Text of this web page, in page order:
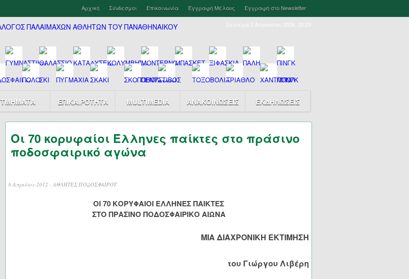
Αρχική Σύνδεσμοι Επικοινωνία Εγγραφή Μέλους Εγγραφή στο Newsletter
Δευτέρα 3 Αύγουστος 2026, 20:29
ΤΜΗΜΑΤΑ ΕΠΙΚΑΙΡΟΤΗΤΑ MULTIMEDIA ΑΝΑΚΟΙΝΩΣΕΙΣ ΕΚΔΗΛΩΣΕΙΣ
Οι 70 κορυφαίοι Έλληνες παίκτες στο πράσινο
ποδοσφαιρικό αγώνα
8 Απριλίου 2012 - ΑΘΛΗΤΕΣ ΠΟΔΟΣΦΑΙΡΟΥ
ΟΙ 70 ΚΟΡΥΦΑΙΟΙ ΕΛΛΗΝΕΣ ΠΑΙΚΤΕΣ
ΣΤΟ ΠΡΑΣΙΝΟ ΠΟΔΟΣΦΑΙΡΙΚΟ ΑΙΩΝΑ
ΜΙΑ ΔΙΑΧΡΟΝΙΚΗ ΕΚΤΙΜΗΣΗ
του Γιώργου Λιβέρη